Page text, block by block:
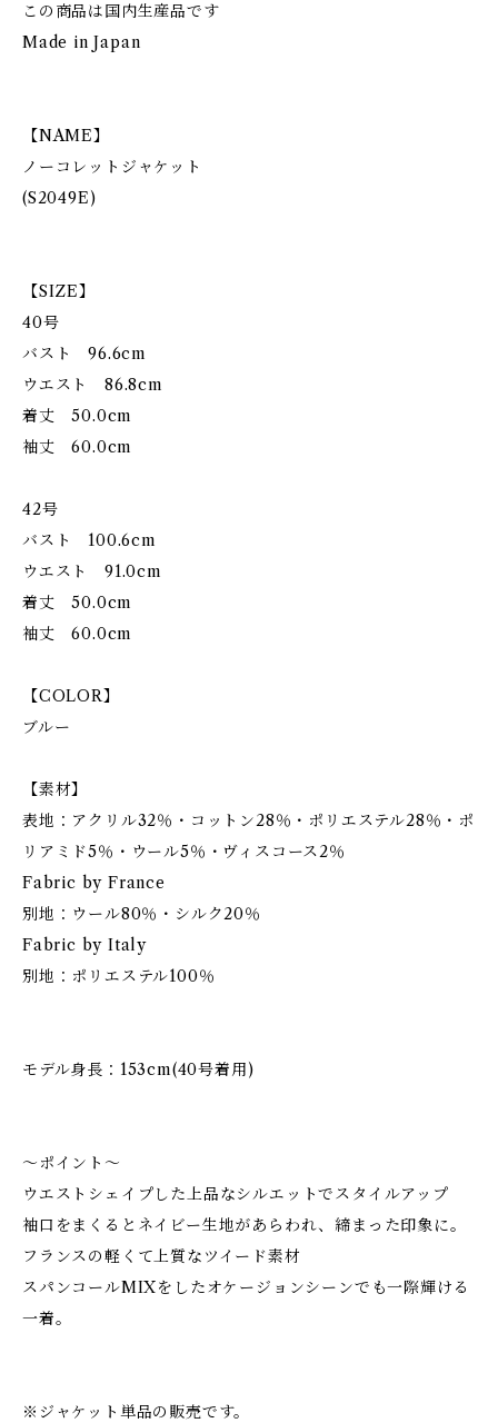
この商品は国内生産品です
Made in Japan
【NAME】
ノーコレットジャケット
(S2049E)
【SIZE】
40号
バスト 96.6cm
ウエスト 86.8cm
着丈 50.0cm
袖丈 60.0cm
42号
バスト 100.6cm
ウエスト 91.0cm
着丈 50.0cm
袖丈 60.0cm
【COLOR】
ブルー
【素材】
表地：アクリル32％・コットン28％・ポリエステル28％・ポ
リアミド5％・ウール5％・ヴィスコース2％
Fabric by France
別地：ウール80％・シルク20％
Fabric by Italy
別地：ポリエステル100％
モデル身長：153cm(40号着用)
～ポイント～
ウエストシェイプした上品なシルエットでスタイルアップ
袖口をまくるとネイビー生地があらわれ、締まった印象に。
フランスの軽くて上質なツイード素材
スパンコールMIXをしたオケージョンシーンでも一際輝ける
一着。
※ジャケット単品の販売です。